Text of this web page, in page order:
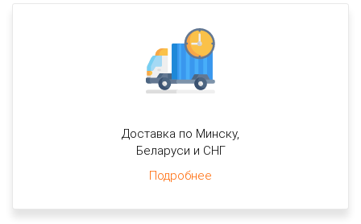
Доставка по Минску,
Беларуси и СНГ
Подробнее